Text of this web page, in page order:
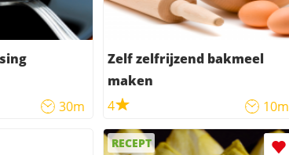
30m
Zelf zelfrijzend bakmeel
maken
4
10m
RECEPT